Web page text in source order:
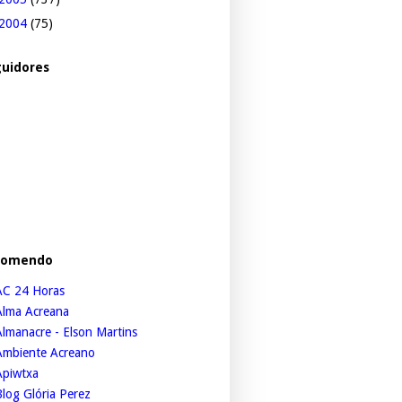
2004 (75)
24 Horas
Acreana
- Elson Martins
Acreano
Glória Perez